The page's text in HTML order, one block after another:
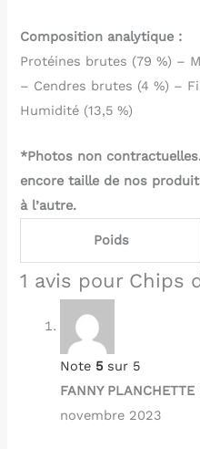
Composition analytique :
Protéines brutes (79 %) –
– Cendres brutes (4 %) –
Humidité (13,5 %)
*Photos non
encore taille de nos
à l’autre.
Poids
1 avis pour Chips
Note 5sur 5
FANNY PLANCHETTE
novembre 2023